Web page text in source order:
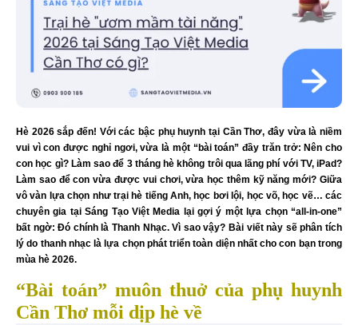
Hè 2026 sắp đến! Với các bậc phụ huynh tại Cần Thơ, đây vừa là niềm
vui vì con được nghỉ ngơi, vừa là một “bài toán” đầy trăn trở: Nên cho
con học gì? Làm sao để 3 tháng hè không trôi qua lãng phí với TV, iPad?
Làm sao để con vừa được vui chơi, vừa học thêm kỹ năng mới? Giữa
vô vàn lựa chọn như trại hè tiếng Anh, học bơi lội, học võ, học vẽ… các
chuyên gia tại Sáng Tạo Việt Media lại gợi ý một lựa chọn “all-in-one”
bất ngờ: Đó chính là Thanh Nhạc. Vì sao vậy? Bài viết này sẽ phân tích
lý do thanh nhạc là lựa chọn phát triển toàn diện nhất cho con bạn trong
mùa hè 2026.
“Bài toán” muôn thuở của phụ huynh
Cần Thơ mỗi dịp hè về